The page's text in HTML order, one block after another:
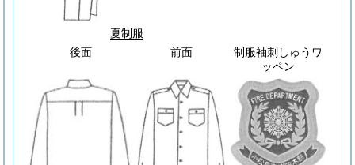
夏制服
後面
前面
制服袖刺しゅうワ
ッペン